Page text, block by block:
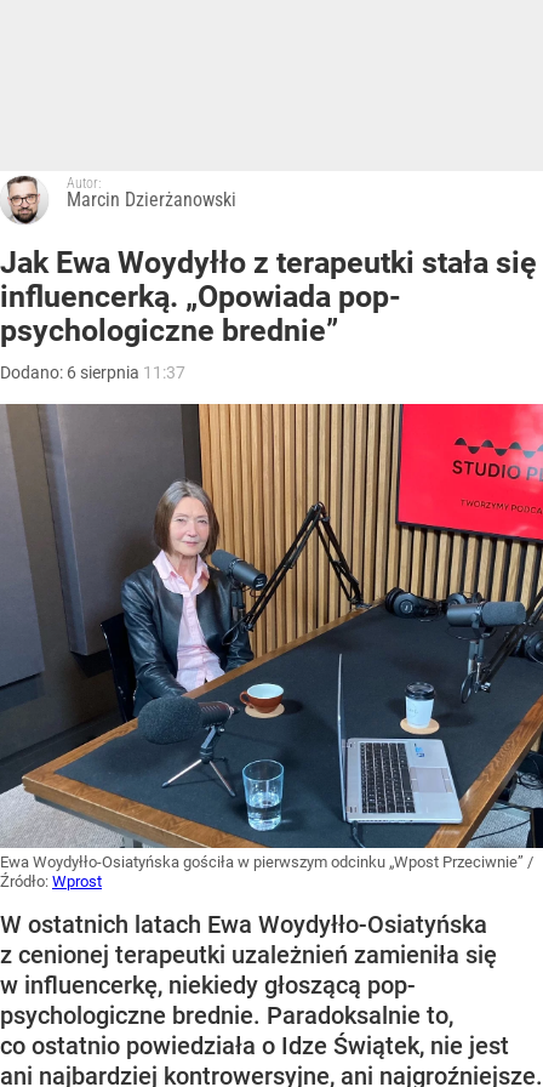
Autor:
Marcin Dzierżanowski
Jak Ewa Woydyłło z terapeutki stała się
influencerką. „Opowiada pop-
psychologiczne brednie”
Dodano: 6 sierpnia 11:37
Ewa Woydyłło-Osiatyńska gościła w pierwszym odcinku „Wpost Przeciwnie” /
Źródło: Wprost
W ostatnich latach Ewa Woydyłło-Osiatyńska
z cenionej terapeutki uzależnień zamieniła się
w influencerkę, niekiedy głoszącą pop-
psychologiczne brednie. Paradoksalnie to,
co ostatnio powiedziała o Idze Świątek, nie jest
ani najbardziej kontrowersyjne, ani najgroźniejsze.